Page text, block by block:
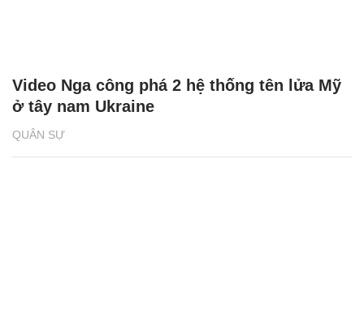
QUÂN SỰ
Video Nga công phá 2 hệ thống tên lửa Mỹ
ở tây nam Ukraine